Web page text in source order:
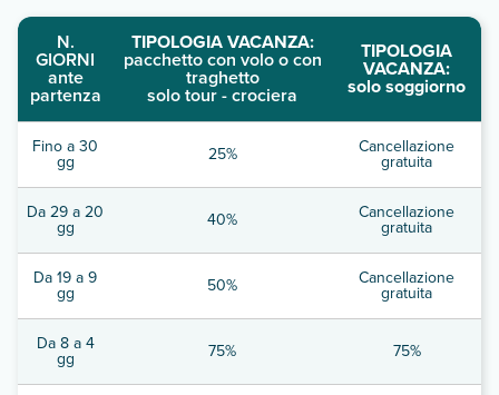
N.
GIORNI
ante
partenza
TIPOLOGIA VACANZA:
pacchetto con volo o con
traghetto
solo tour - crociera
TIPOLOGIA
VACANZA:
solo soggiorno
Fino a 30
gg 25% Cancellazione
gratuita
Da 29 a 20
gg 40% Cancellazione
gratuita
Da 19 a 9
gg 50% Cancellazione
gratuita
Da 8 a 4
gg 75% 75%